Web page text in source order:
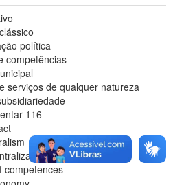
política
competências
serviços de qualquer natureza
116
competences